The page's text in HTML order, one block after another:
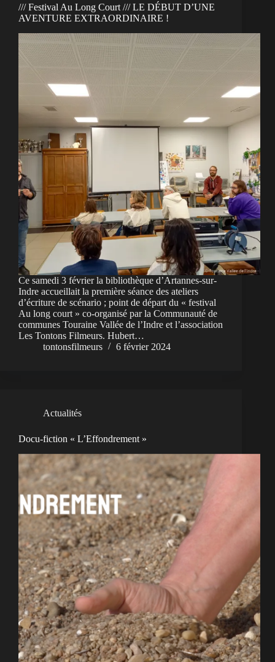
/// Festival Au Long Court /// LE DÉBUT D’UNE
AVENTURE EXTRAORDINAIRE !
Ce samedi 3 février la bibliothèque d’Artannes-sur-
Indre accueillait la première séance des ateliers
d’écriture de scénario ; point de départ du « festival
Au long court » co-organisé par la Communauté de
communes Touraine Vallée de l’Indre et l’association
Les Tontons Filmeurs. Hubert…
tontonsfilmeurs
6 février 2024
Actualités
Docu-fiction « L’Effondrement »